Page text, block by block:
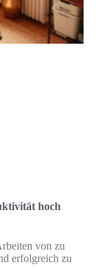
hoch
von zu
erfolgreich zu